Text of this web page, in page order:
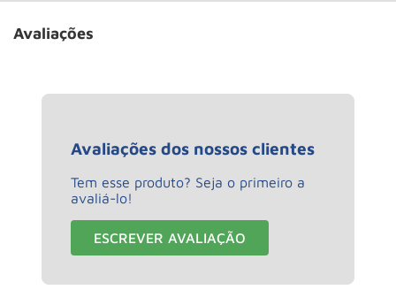
Avaliações
Avaliações dos nossos clientes
Tem esse produto? Seja o primeiro a
avaliá-lo!
ESCREVER AVALIAÇÃO